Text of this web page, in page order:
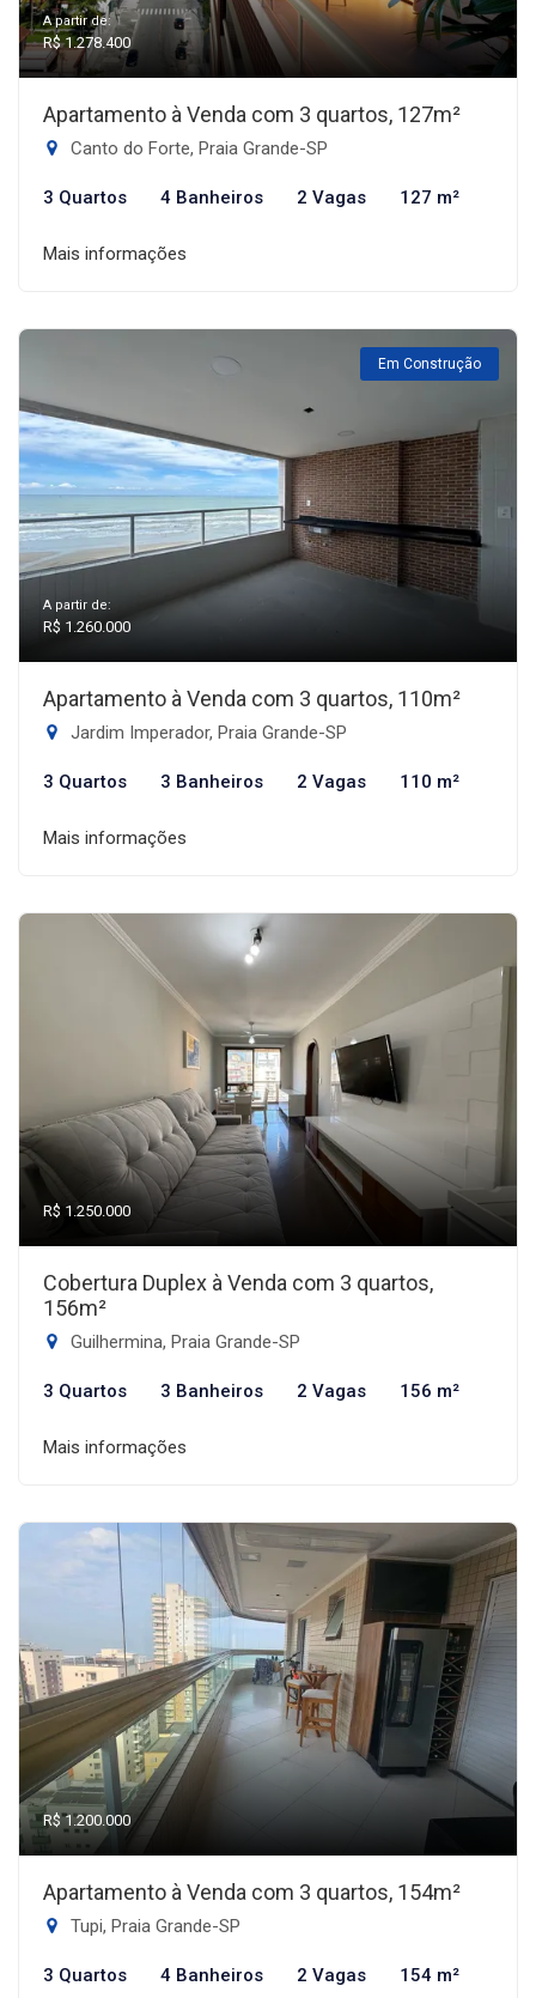
A partir de:
R$ 1.278.400
Apartamento à Venda com 3 quartos, 127m²
Canto do Forte, Praia Grande-SP
3 Quartos 4 Banheiros 2 Vagas 127 m²
Mais informações
Em Construção
A partir de:
R$ 1.260.000
Apartamento à Venda com 3 quartos, 110m²
Jardim Imperador, Praia Grande-SP
3 Quartos 3 Banheiros 2 Vagas 110 m²
Mais informações
R$ 1.250.000
Cobertura Duplex à Venda com 3 quartos,
156m²
Guilhermina, Praia Grande-SP
3 Quartos 3 Banheiros 2 Vagas 156 m²
Mais informações
R$ 1.200.000
Apartamento à Venda com 3 quartos, 154m²
Tupi, Praia Grande-SP
3 Quartos 4 Banheiros 2 Vagas 154 m²